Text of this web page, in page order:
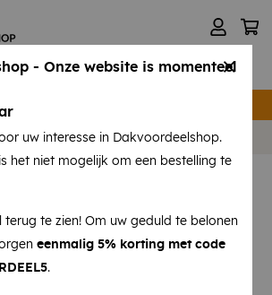
opInstagramen Facebook!
750 ml
- Onze website is momenteel
uw interesse in Dakvoordeelshop.
het niet mogelijk om een bestelling te
terug te zien! Om uw geduld te belonen
eenmalig 5% korting met code
.